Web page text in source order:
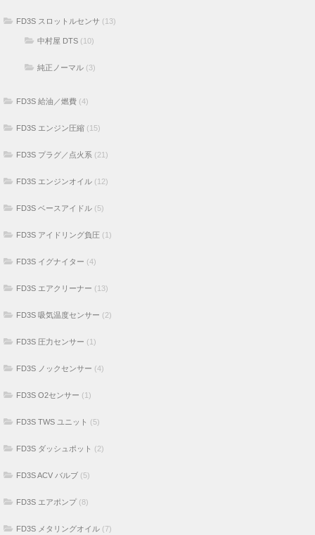
FD3S スロットルセンサ (13)
中村屋 DTS (10)
純正ノーマル (3)
FD3S 給油／燃費 (4)
FD3S エンジン圧縮 (15)
FD3S プラグ／点火系 (21)
FD3S エンジンオイル (12)
FD3S ベースアイドル (5)
FD3S アイドリング負圧 (1)
FD3S イグナイター (4)
FD3S エアクリーナー (13)
FD3S 吸気温度センサー (2)
FD3S 圧力センサー (1)
FD3S ノックセンサー (4)
FD3S O2センサー (1)
FD3S TWS ユニット (5)
FD3S ダッシュポット (2)
FD3S ACV バルブ (5)
FD3S エアポンプ (8)
FD3S メタリングオイル (7)